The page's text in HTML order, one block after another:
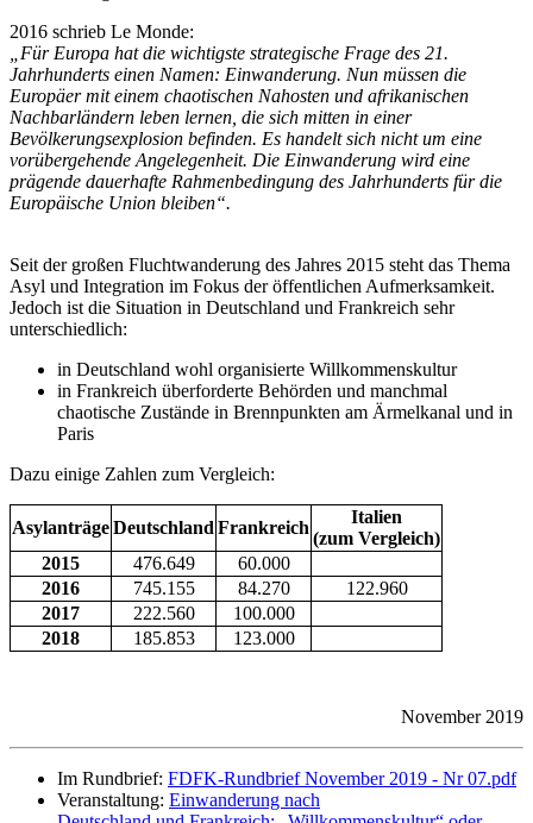
2016 schrieb Le Monde:
„Für Europa hat die wichtigste strategische Frage des 21.
Jahrhunderts einen Namen: Einwanderung. Nun müssen die
Europäer mit einem chaotischen Nahosten und afrikanischen
Nachbarländern leben lernen, die sich mitten in einer
Bevölkerungsexplosion befinden. Es handelt sich nicht um eine
vorübergehende Angelegenheit. Die Einwanderung wird eine
prägende dauerhafte Rahmenbedingung des Jahrhunderts für die
Europäische Union bleiben“.
Seit der großen Fluchtwanderung des Jahres 2015 steht das Thema
Asyl und Integration im Fokus der öffentlichen Aufmerksamkeit.
Jedoch ist die Situation in Deutschland und Frankreich sehr
unterschiedlich:
in Deutschland wohl organisierte Willkommenskultur
in Frankreich überforderte Behörden und manchmal
chaotische Zustände in Brennpunkten am Ärmelkanal und in
Paris
Dazu einige Zahlen zum Vergleich:
AsylanträgeDeutschland Frankreich
Italien
(zum Vergleich)
2015
476.649
60.000
2016
745.155 84.270
122.960
2017
222.560
100.000
2018
185.853 123.000
November 2019
Im Rundbrief: FDFK-Rundbrief November 2019 - Nr 07.pdf
Veranstaltung: Einwanderung nach